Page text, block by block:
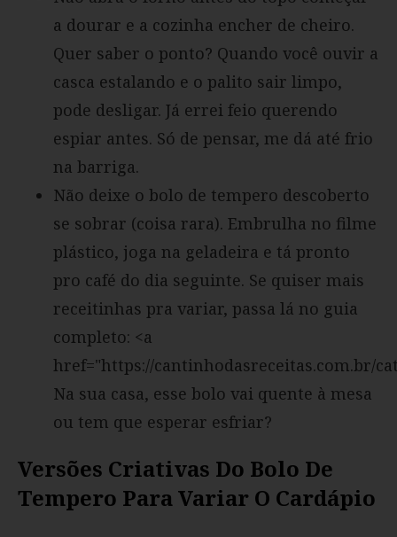
a dourar e a cozinha encher de cheiro.
Quer saber o ponto? Quando você ouvir a
casca estalando e o palito sair limpo,
pode desligar. Já errei feio querendo
espiar antes. Só de pensar, me dá até frio
na barriga.
Não deixe o bolo de tempero descoberto
se sobrar (coisa rara). Embrulha no filme
plástico, joga na geladeira e tá pronto
pro café do dia seguinte. Se quiser mais
receitinhas pra variar, passa lá no guia
completo: <a
href="https://cantinhodasreceitas.com.br/
Na sua casa, esse bolo vai quente à mesa
ou tem que esperar esfriar?
Versões Criativas Do Bolo De
Tempero Para Variar O Cardápio